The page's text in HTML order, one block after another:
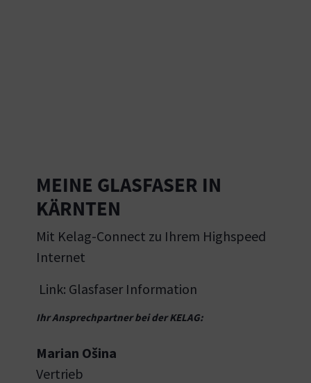
MEINE GLASFASER IN
KÄRNTEN
Mit Kelag-Connect zu Ihrem Highspeed
Internet
Link: Glasfaser Information
Ihr Ansprechpartner bei der KELAG:
Marian Ošina
Vertrieb